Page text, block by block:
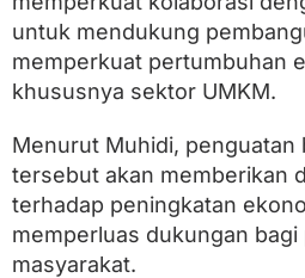
a
d
a
n
n
N
a
untuk mendukung
memperkuat pertumbuhan
khususnya sektor UMKM.
Menurut Muhidi, penguatan
tersebut akan memberikan
terhadap peningkatan
memperluas dukungan bagi
masyarakat.